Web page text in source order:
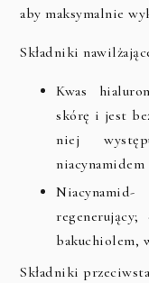
aby maksymalnie
Składniki
Kwas
skórę i jest
niej
niacynamidem
bakuchiolem,
Składniki